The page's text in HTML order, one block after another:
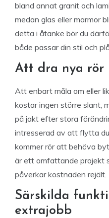
bland annat granit och
medan glas eller marmor
detta i åtanke bör du
både passar din stil och
Att dra nya rör
Att enbart måla om eller
kostar ingen större slant,
på jakt efter stora
intresserad av att flytta
kommer rör att behöva
är ett omfattande projekt
påverkar kostnaden rejält.
Särskilda
extrajobb